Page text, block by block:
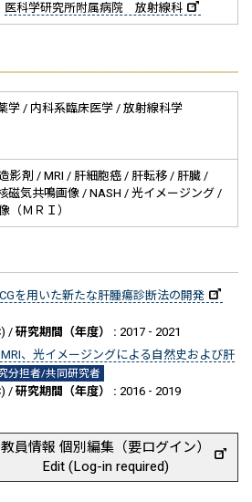
医科学研究所附属病院 放射線科
学 / 内科系臨床医学 / 放射線科学
影剤 / MRI / 肝細胞癌 / 肝転移 / 肝臓 /
磁気共鳴画像 / NASH / 光イメージング /
（ＭＲＩ）
を用いた新たな肝腫瘍診断法の開発
/ 研究期間（年度） : 2017 - 2021
、光イメージングによる自然史および肝
分担者/共同研究者
/ 研究期間（年度） : 2016 - 2019
教員情報 個別編集（要ログイン）
Edit (Log-in required)